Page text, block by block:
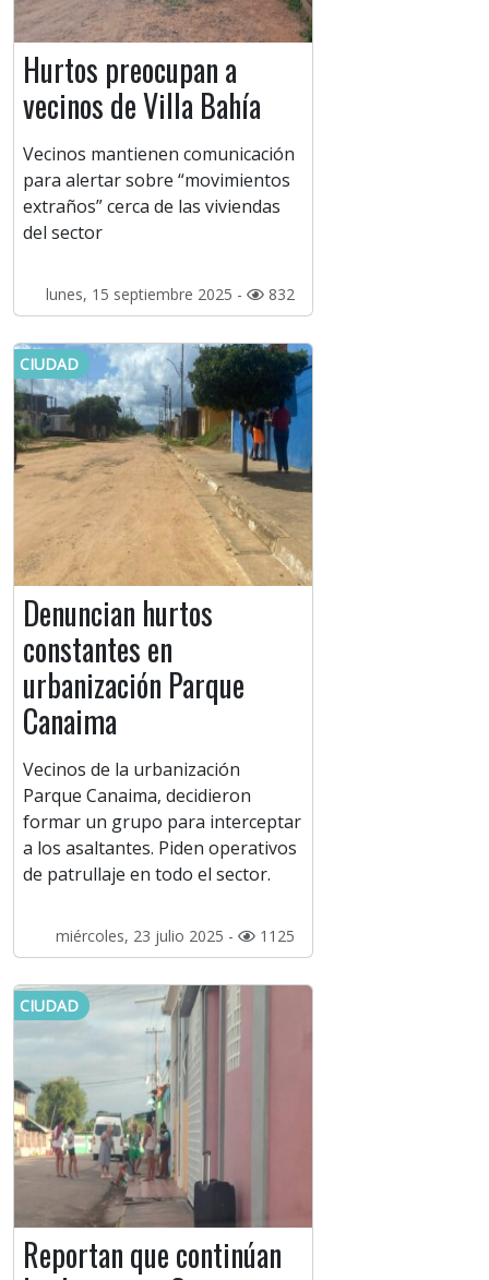
Hurtos preocupan a
vecinos de Villa Bahía
Vecinos mantienen comunicación
para alertar sobre “movimientos
extraños” cerca de las viviendas
del sector
lunes, 15 septiembre 2025 - 832
CIUDAD
Denuncian hurtos
constantes en
urbanización Parque
Canaima
Vecinos de la urbanización
Parque Canaima, decidieron
formar un grupo para interceptar
a los asaltantes. Piden operativos
de patrullaje en todo el sector.
miércoles, 23 julio 2025 - 1125
CIUDAD
Reportan que continúan